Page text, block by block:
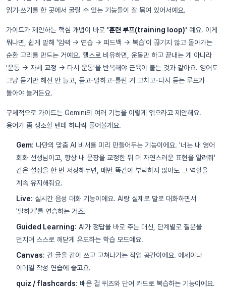
읽기·쓰기를 한 곳에서 굴릴 수 있는 기능들이 잘 묶여 있어서예요.
가이드가 제안하는 핵심 개념이 바로 '훈련 루프(training loop)' 예요. 이게
뭐냐면, 쉽게 말해 '입력 → 연습 → 피드백 → 복습'이 끊기지 않고 돌아가는
순환 고리를 만드는 거예요. 헬스로 비유하면, 운동만 하고 끝내는 게 아니라
'운동 → 자세 교정 → 다시 운동'을 반복해야 근육이 붙는 것과 같아요. 영어도
그냥 듣기만 해선 안 늘고, 듣고-말하고-틀린 거 고치고-다시 듣는 루프가
돌아야 늘거든요.
구체적으로 가이드는 Gemini의 여러 기능을 이렇게 엮으라고 제안해요.
용어가 좀 생소할 텐데 하나씩 풀어볼게요.
Gem: 나만의 맞춤 AI 비서를 미리 만들어두는 기능이에요. '너는 내 영어
회화 선생님이고, 항상 내 문장을 교정한 뒤 더 자연스러운 표현을 알려줘'
같은 설정을 한 번 저장해두면, 매번 똑같이 부탁하지 않아도 그 역할을
계속 유지해줘요.
Live: 실시간 음성 대화 기능이에요. AI랑 실제로 말로 대화하면서
'말하기'를 연습하는 거죠.
Guided Learning: AI가 정답을 바로 주는 대신, 단계별로 질문을
던지며 스스로 깨닫게 유도하는 학습 모드예요.
Canvas: 긴 글을 같이 쓰고 고쳐나가는 작업 공간이에요. 에세이나
이메일 작성 연습에 좋고요.
quiz / flashcards: 배운 걸 퀴즈와 단어 카드로 복습하는 기능이에요.